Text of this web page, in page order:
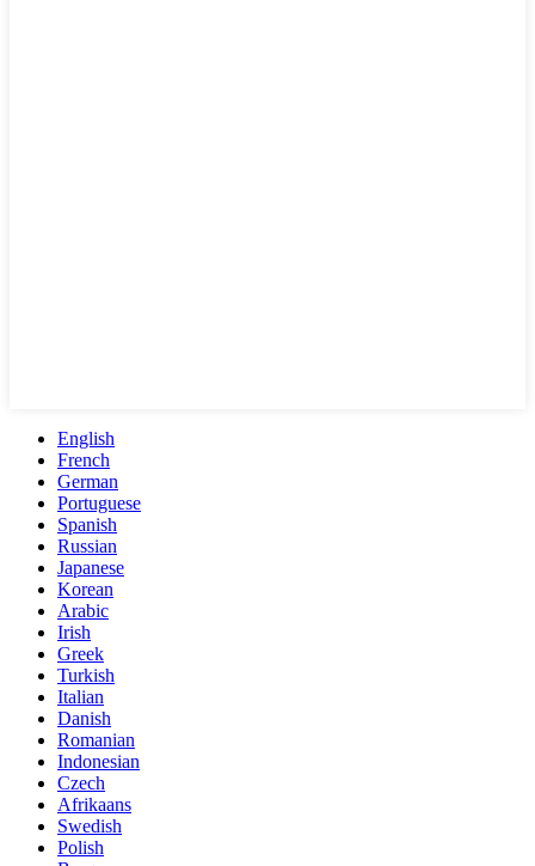
English
French
German
Portuguese
Spanish
Russian
Japanese
Korean
Arabic
Irish
Greek
Turkish
Italian
Danish
Romanian
Indonesian
Czech
Afrikaans
Swedish
Polish